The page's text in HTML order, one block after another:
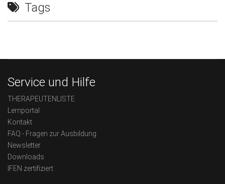
Tags
Service und Hilfe
THERAPEUTENLISTE
Lernportal
Kontakt
FAQ - Fragen zur Ausbildung
Newsletter
Downloads
IFEN zertifiziert